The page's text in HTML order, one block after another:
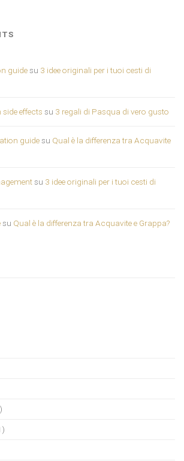
guidesu 3 idee originali per i tuoi cesti di
effects su 3 regali di Pasqua di vero gusto
guidesu Qual è la differenza tra Acquavite
su 3 idee originali per i tuoi cesti di
su Qual è la differenza tra Acquavite e Grappa?